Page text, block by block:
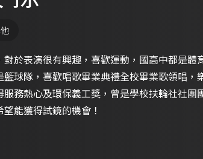
對於表演很有興趣，喜歡運動，國高中都是體
籃球隊，喜歡唱歌畢業典禮全校畢業歌領唱，
服務熱心及環保義工獎，曾是學校扶輪社社團
能獲得試鏡的機會！